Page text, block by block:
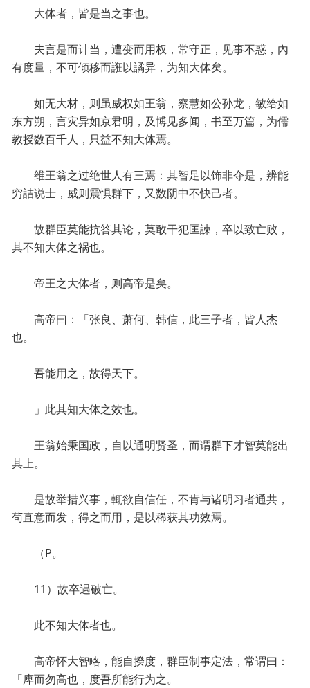
大体者，皆是当之事也。
夫言是而计当，遭变而用权，常守正，见事不惑，內
有度量，不可倾移而誑以譎异，为知大体矣。
如无大材，则虽威权如王翁，察慧如公孙龙，敏给如
东方朔，言灾异如京君明，及博见多闻，书至万篇，为儒
教授数百千人，只益不知大体焉。
维王翁之过绝世人有三焉：其智足以饰非夺是，辨能
穷詰说士，威则震惧群下，又数阴中不快己者。
故群臣莫能抗答其论，莫敢干犯匡諫，卒以致亡败，
其不知大体之祸也。
帝王之大体者，则高帝是矣。
高帝曰：「张良、萧何、韩信，此三子者，皆人杰
也。
吾能用之，故得天下。
」此其知大体之效也。
王翁始秉国政，自以通明贤圣，而谓群下才智莫能出
其上。
是故举措兴事，輒欲自信任，不肯与诸明习者通共，
茍直意而发，得之而用，是以稀获其功效焉。
（P。
11）故卒遇破亡。
此不知大体者也。
高帝怀大智略，能自揆度，群臣制事定法，常谓曰：
「庳而勿高也，度吾所能行为之。